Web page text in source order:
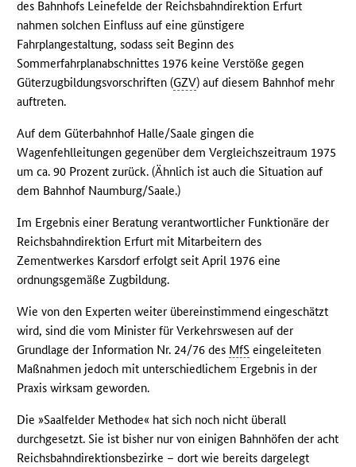
des Bahnhofs Leinefelde der Reichsbahndirektion Erfurt
nahmen solchen Einfluss auf eine günstigere
Fahrplangestaltung, sodass seit Beginn des
Sommerfahrplanabschnittes 1976 keine Verstöße gegen
Güterzugbildungsvorschriften (GZV) auf diesem Bahnhof mehr
auftreten.
Auf dem Güterbahnhof Halle/Saale gingen die
Wagenfehlleitungen gegenüber dem Vergleichszeitraum 1975
um ca. 90 Prozent zurück. (Ähnlich ist auch die Situation auf
dem Bahnhof Naumburg/Saale.)
Im Ergebnis einer Beratung verantwortlicher Funktionäre der
Reichsbahndirektion Erfurt mit Mitarbeitern des
Zementwerkes Karsdorf erfolgt seit April 1976 eine
ordnungsgemäße Zugbildung.
Wie von den Experten weiter übereinstimmend eingeschätzt
wird, sind die vom Minister für Verkehrswesen auf der
Grundlage der Information Nr. 24/76 des MfS eingeleiteten
Maßnahmen jedoch mit unterschiedlichem Ergebnis in der
Praxis wirksam geworden.
Die »Saalfelder Methode« hat sich noch nicht überall
durchgesetzt. Sie ist bisher nur von einigen Bahnhöfen der acht
Reichsbahndirektionsbezirke – dort wie bereits dargelegt